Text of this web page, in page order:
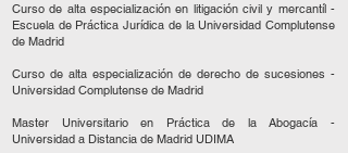
Curso de alta especialización en litigación civil y mercantíl -
Escuela de Práctica Jurídica de la Universidad Complutense
de Madrid
Curso de alta especialización de derecho de sucesiones -
Universidad Complutense de Madrid
Master Universitario en Práctica de la Abogacía -
Universidad a Distancia de Madrid UDIMA